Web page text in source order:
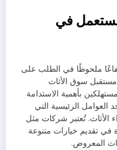
في
ملحوظًا في الطلب على
سوق الأثاث
بأهمية الاستدامة
العوامل الرئيسية التي
الأثاث. تُعتبر شركات مثل
في تقديم خيارات متنوعة
المعروض.